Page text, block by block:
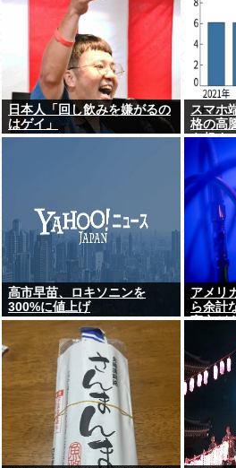
日本人「回し飲みを嫌がるの
はゲイ」
スマホ
格の高
を超す
高市早苗、ロキソニンを
300%に値上げ
アメリ
ら余計
高市ど